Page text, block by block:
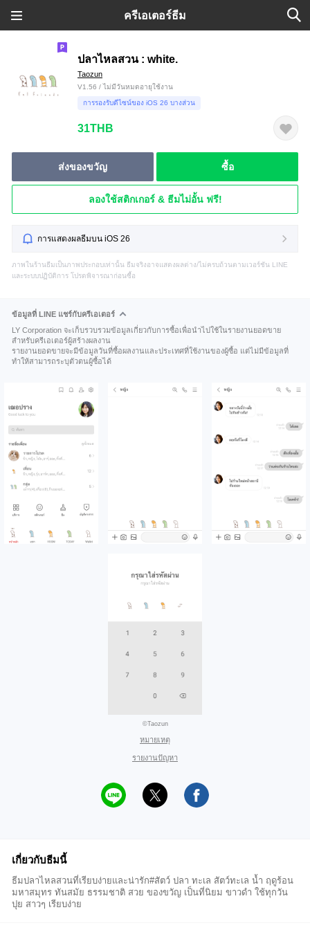
ครีเอเตอร์ธีม
ปลาไหลสวน : white.
Taozun
V1.56 / ไม่มีวันหมดอายุใช้งาน
การรองรับดีไซน์ของ iOS 26 บางส่วน
31THB
ส่งของขวัญ ซื้อ
ลองใช้สติกเกอร์ & ธีมไม่อั้น ฟรี!
การแสดงผลธีมบน iOS 26
ภาพในร้านธีมเป็นภาพประกอบเท่านั้น ธีมจริงอาจแสดงผลต่าง/ไม่ครบถ้วนตามเวอร์ชัน LINE
และระบบปฏิบัติการ โปรดพิจารณาก่อนซื้อ
ข้อมูลที่ LINE แชร์กับครีเอเตอร์
LY Corporation จะเก็บรวบรวมข้อมูลเกี่ยวกับการซื้อเพื่อนำไปใช้ในรายงานยอดขาย
สำหรับครีเอเตอร์ผู้สร้างผลงาน
รายงานยอดขายจะมีข้อมูลวันที่ซื้อผลงานและประเทศที่ใช้งานของผู้ซื้อ แต่ไม่มีข้อมูลที่
ทำให้สามารถระบุตัวตนผู้ซื้อได้
©Taozun
หมายเหตุ
รายงานปัญหา
เกี่ยวกับธีมนี้
ธีมปลาไหลสวนที่เรียบง่ายและน่ารัก#สัตว์ ปลา ทะเล สัตว์ทะเล น้ำ ฤดูร้อน
มหาสมุทร ทันสมัย ธรรมชาติ สวย ของขวัญ เป็นที่นิยม ขาวดำ ใช้ทุกวัน
ปุย สาวๆ เรียบง่าย